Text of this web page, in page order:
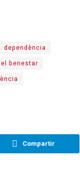
dependència
benestar
Compartir